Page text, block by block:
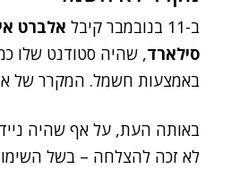
ב-11 בנובמבר קיבל אלברט
סילארד, שהיה סטודנט שלו
באמצעות חשמל. המקרר של
באותה העת, על אף שהיה
לא זכה להצלחה – בשל